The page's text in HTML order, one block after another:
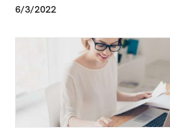
6/3/2022